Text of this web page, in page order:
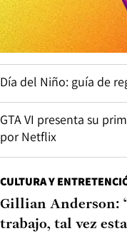
Día del Niño: guía de
GTA VI presenta su
por Netflix
CULTURA Y
Gillian Anderson:
trabajo, tal vez